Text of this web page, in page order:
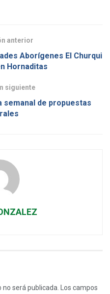
anterior
Aborígenes El Churqui
Hornaditas
siguiente
semanal de propuestas
será publicada. Los campos